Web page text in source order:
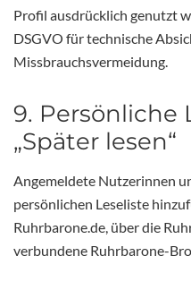
Profil ausdrücklich genutzt
DSGVO für technische
Missbrauchsvermeidung.
9. Persönliche
„Später lesen“
Angemeldete Nutzerinnen
persönlichen Leseliste
Ruhrbarone.de, über die
verbundene Ruhrbarone-